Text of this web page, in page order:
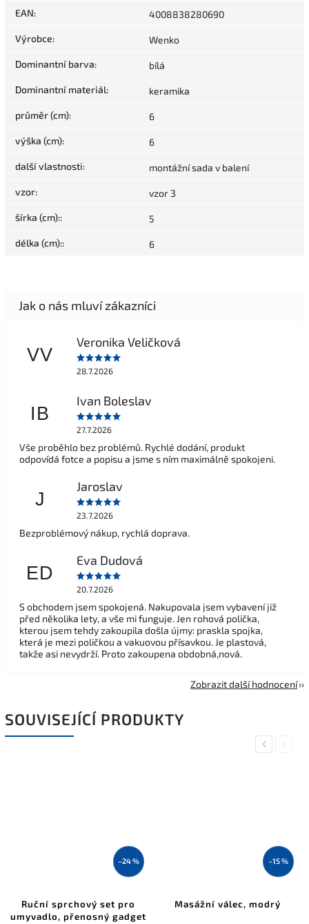
EAN: 4008838280690
Výrobce: Wenko
Dominantní barva: bílá
Dominantní materiál: keramika
průměr (cm): 6
výška (cm): 6
další vlastnosti: montážní sada v balení
vzor: vzor 3
šírka (cm):: 5
délka (cm):: 6
VV
Veronika Veličková
28.7.2026
IB
Ivan Boleslav
27.7.2026
Vše proběhlo bez problémů. Rychlé dodání, produkt
odpovídá fotce a popisu a jsme s ním maximálně spokojeni.
J
Jaroslav
23.7.2026
Bezproblémový nákup, rychlá doprava.
ED
Eva Dudová
20.7.2026
S obchodem jsem spokojená. Nakupovala jsem vybavení již
před několika lety, a vše mi funguje. Jen rohová polička,
kterou jsem tehdy zakoupila došla újmy: praskla spojka,
která je mezi poličkou a vakuovou přísavkou. Je plastová,
takže asi nevydrží. Proto zakoupena obdobná,nová.
Zobrazit další hodnocení
SOUVISEJÍCÍ PRODUKTY
Previous
–24 %
Ruční sprchový set pro
umyvadlo, přenosný gadget
–15 %
Masážní válec, modrý
Next